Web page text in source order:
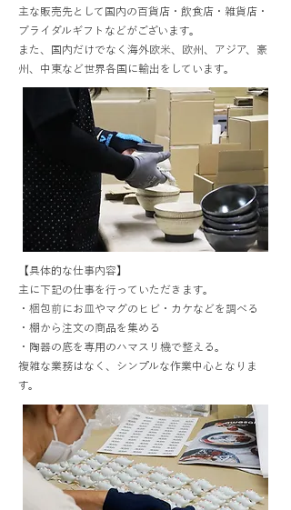
主な販売先として国内の百貨店・飲食店・雑貨店・
ブライダルギフトなどがございます。
また、国内だけでなく海外欧米、欧州、アジア、豪
州、中東など世界各国に輸出をしています。
【具体的な仕事内容】
主に下記の仕事を行っていただきます。
・梱包前にお皿やマグのヒビ・カケなどを調べる
・棚から注文の商品を集める
・陶器の底を専用のハマスリ機で整える。
複雑な業務はなく、シンプルな作業中心となりま
す。